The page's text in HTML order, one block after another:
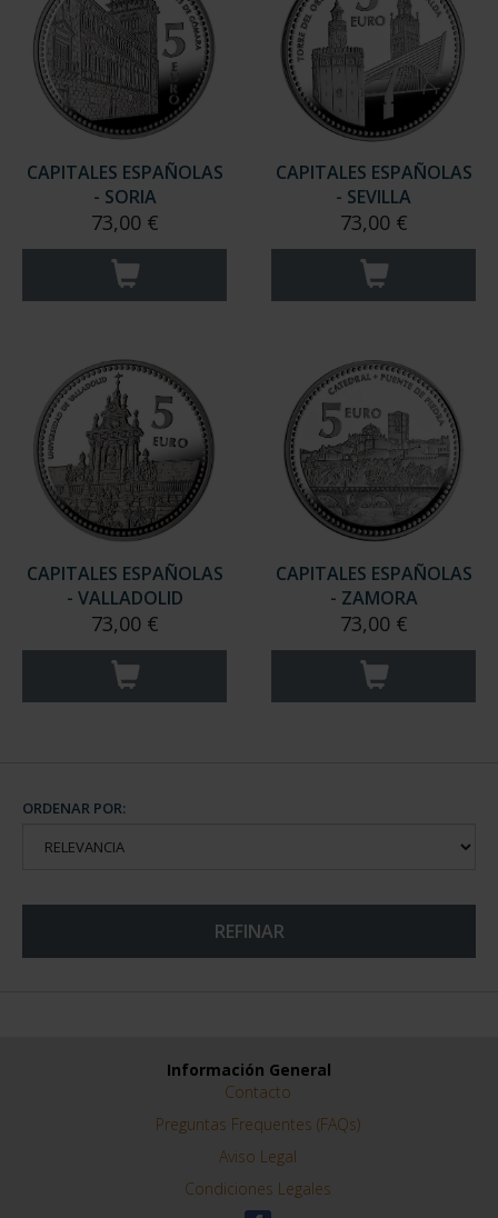
CAPITALES ESPAÑOLAS
- SORIA
73,00 €
CAPITALES ESPAÑOLAS
- SEVILLA
73,00 €
CAPITALES ESPAÑOLAS
- VALLADOLID
73,00 €
CAPITALES ESPAÑOLAS
- ZAMORA
73,00 €
ORDENAR POR:
REFINAR
Información General
Contacto
Preguntas Frequentes (FAQs)
Aviso Legal
Condiciones Legales